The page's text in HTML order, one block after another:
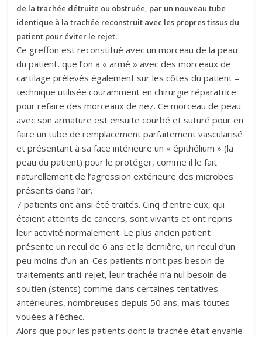
de la trachée détruite ou obstruée, par un nouveau tube
identique à la trachée reconstruit avec les propres tissus du
patient pour éviter le rejet.
Ce greffon est reconstitué avec un morceau de la peau
du patient, que l’on a « armé » avec des morceaux de
cartilage prélevés également sur les côtes du patient –
technique utilisée couramment en chirurgie réparatrice
pour refaire des morceaux de nez. Ce morceau de peau
avec son armature est ensuite courbé et suturé pour en
faire un tube de remplacement parfaitement vascularisé
et présentant à sa face intérieure un « épithélium » (la
peau du patient) pour le protéger, comme il le fait
naturellement de l’agression extérieure des microbes
présents dans l’air.
7 patients ont ainsi été traités. Cinq d’entre eux, qui
étaient atteints de cancers, sont vivants et ont repris
leur activité normalement. Le plus ancien patient
présente un recul de 6 ans et la dernière, un recul d’un
peu moins d’un an. Ces patients n’ont pas besoin de
traitements anti-rejet, leur trachée n’a nul besoin de
soutien (stents) comme dans certaines tentatives
antérieures, nombreuses depuis 50 ans, mais toutes
vouées à l’échec.
Alors que pour les patients dont la trachée était envahie